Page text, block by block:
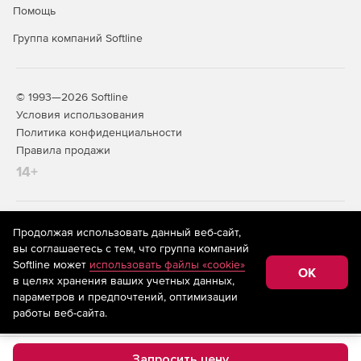
принципиальных схем с поддержкой многолистовых и
иерархических структур;
библиотек;
автоматическая проверка корректности соединений.
Проектирование печатных плат
(ПП)
интерактивная трассировка проводников с учётом
правил проектирования, включая дифференциальные
пары и высокочастотные цепи;
поддержка многослойных ПП с настройкой стека
слоёв, импедансов и материалов;
Помощь
Группа компаний Softline
© 1993—2026 Softline
Условия использования
Политика конфиденциальности
Правила продажи
14+
На информационном ресурсе store.softline.ru применяются
рекомендательные технологии
(информационные технологии
предоставления информации на основе сбора,
систематизации и анализа сведений, относящихся к
предпочтениям пользователей сети «Интернет»,
находящихся на территории Российской Федерации)
Продолжая использовать данный веб-сайт,
вы соглашаетесь с тем, что группа компаний
Softline может использовать файлы «cookie»
в целях хранения ваших учетных данных,
параметров и предпочтений, оптимизации
работы веб-сайта.
OK